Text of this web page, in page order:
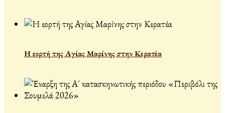
Η εορτή της Αγίας Μαρίνης στην Κερατέα